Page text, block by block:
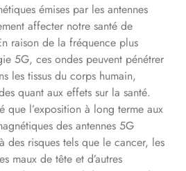
émises par les antennes
affecter notre santé de
raison de la fréquence plus
5G, ces ondes peuvent pénétrer
les tissus du corps humain,
quant aux effets sur la santé.
que l’exposition à long terme aux
des antennes 5G
des risques tels que le cancer, les
maux de tête et d’autres